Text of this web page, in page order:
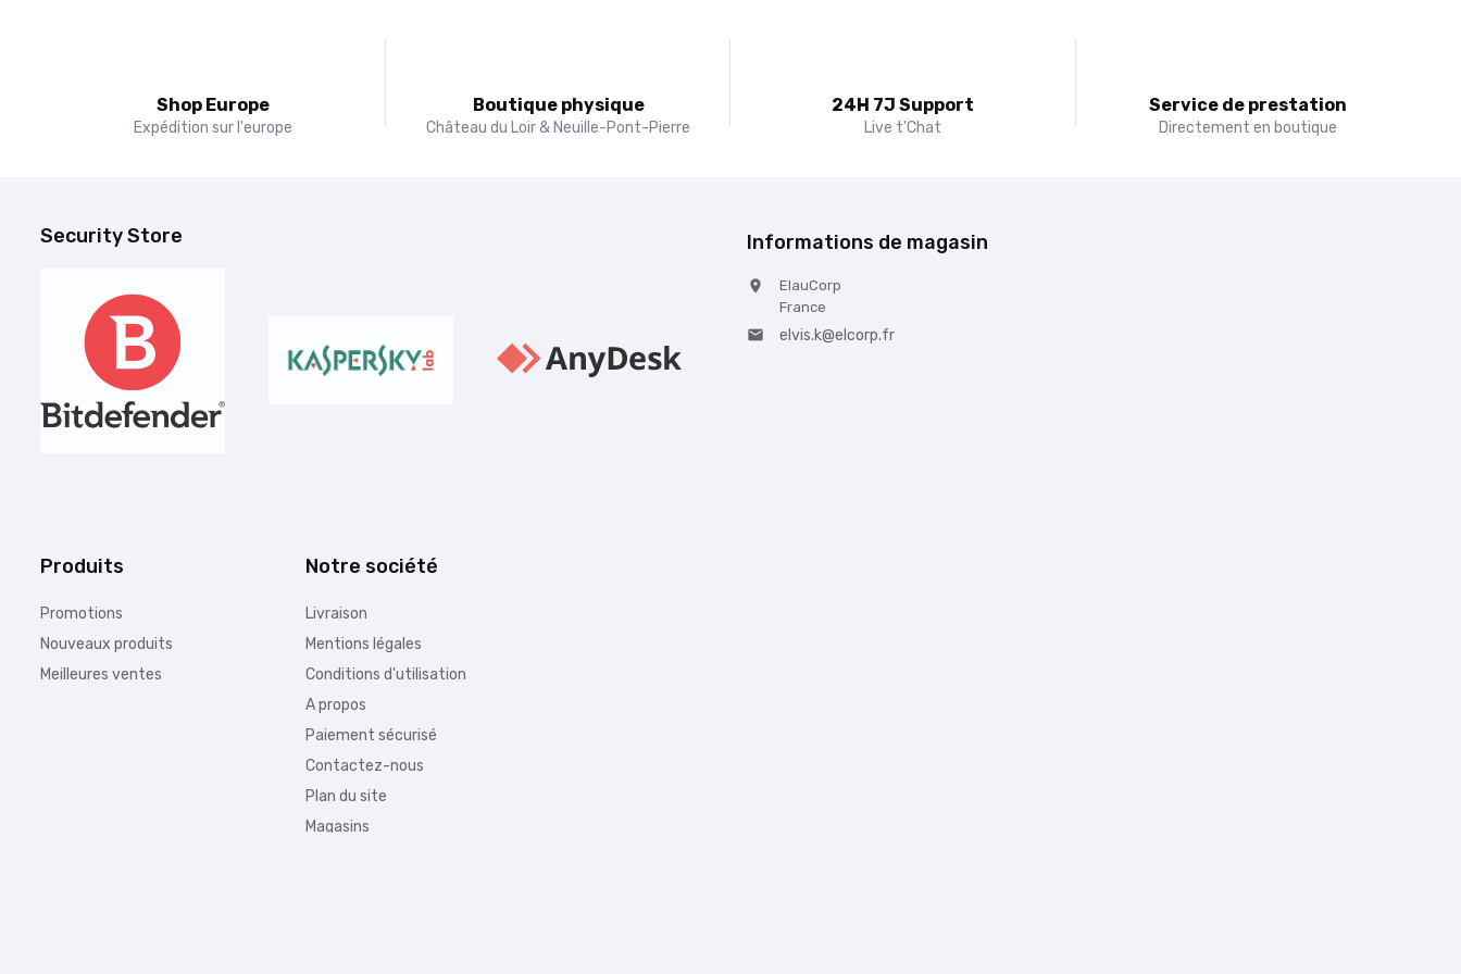
Shop Europe
Expédition sur l'europe
Boutique physique
Château du Loir & Neuille-Pont-Pierre
24H 7J Support
Live t'Chat
Service de prestation
Directement en boutique
Security Store Informations de magasin

ElauCorp
France
 elvis.k@elcorp.fr
Produits
Promotions
Nouveaux produits
Meilleures ventes
Notre société
Livraison
Mentions légales
Conditions d'utilisation
A propos
Paiement sécurisé
Contactez-nous
Plan du site
Magasins